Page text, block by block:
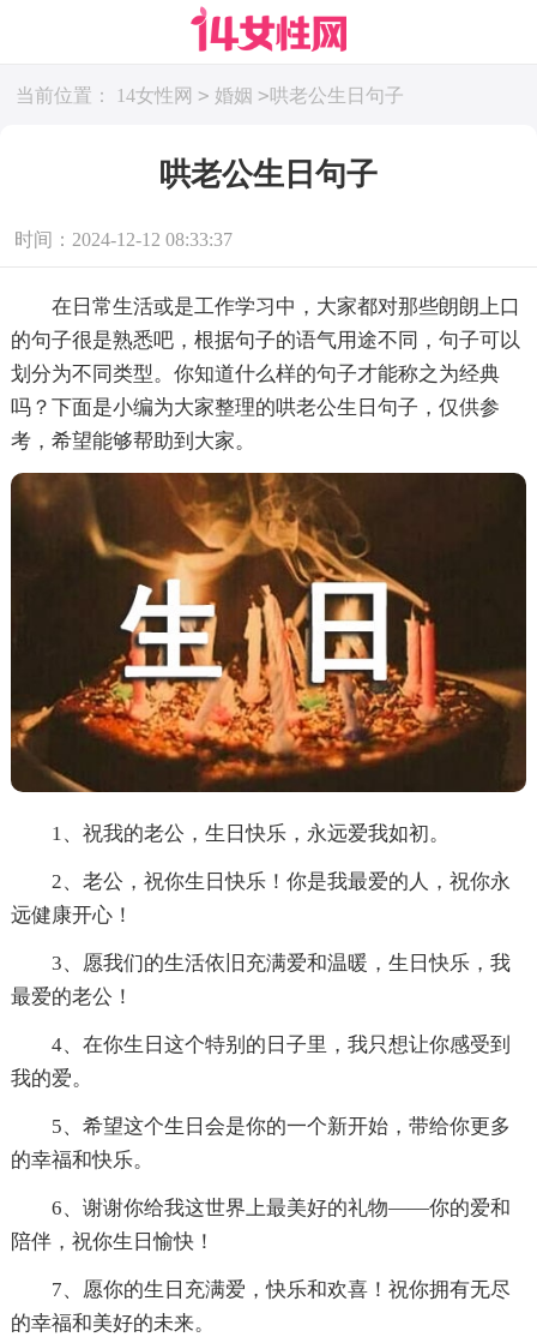
当前位置： 14女性网 > 婚姻 >哄老公生日句子
哄老公生日句子
时间：2024-12-12 08:33:37
在日常生活或是工作学习中，大家都对那些朗朗上口
的句子很是熟悉吧，根据句子的语气用途不同，句子可以
划分为不同类型。你知道什么样的句子才能称之为经典
吗？下面是小编为大家整理的哄老公生日句子，仅供参
考，希望能够帮助到大家。
1、祝我的老公，生日快乐，永远爱我如初。
2、老公，祝你生日快乐！你是我最爱的人，祝你永
远健康开心！
3、愿我们的生活依旧充满爱和温暖，生日快乐，我
最爱的老公！
4、在你生日这个特别的日子里，我只想让你感受到
我的爱。
5、希望这个生日会是你的一个新开始，带给你更多
的幸福和快乐。
6、谢谢你给我这世界上最美好的礼物——你的爱和
陪伴，祝你生日愉快！
7、愿你的生日充满爱，快乐和欢喜！祝你拥有无尽
的幸福和美好的未来。